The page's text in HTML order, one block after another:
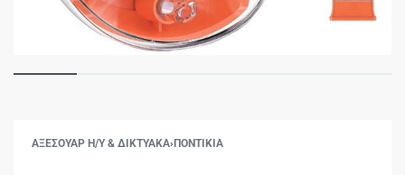
ΑΞΕΣΟΥΑΡ Η/Υ & ΔΙΚΤΥΑΚΑ› ΠΟΝΤΙΚΙΑ